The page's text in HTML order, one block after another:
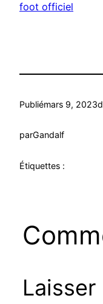
foot officiel
Publiémars 9, 2023
parGandalf
Étiquettes :
Laisser